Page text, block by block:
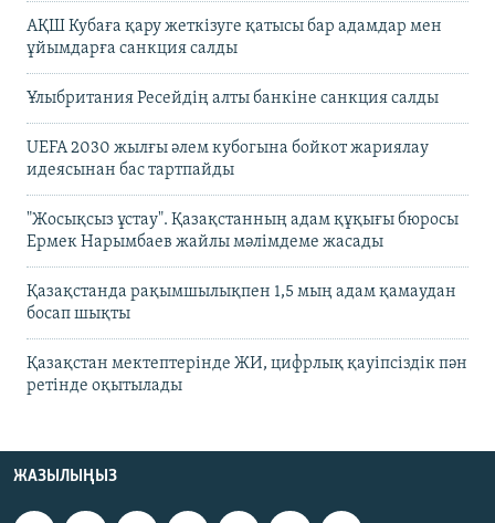
АҚШ Кубаға қару жеткізуге қатысы бар адамдар мен
ұйымдарға санкция салды
Ұлыбритания Ресейдің алты банкіне санкция салды
UEFA 2030 жылғы әлем кубогына бойкот жариялау
идеясынан бас тартпайды
"Жосықсыз ұстау". Қазақстанның адам құқығы бюросы
Ермек Нарымбаев жайлы мәлімдеме жасады
Қазақстанда рақымшылықпен 1,5 мың адам қамаудан
босап шықты
Қазақстан мектептерінде ЖИ, цифрлық қауіпсіздік пән
ретінде оқытылады
ЖАЗЫЛЫҢЫЗ